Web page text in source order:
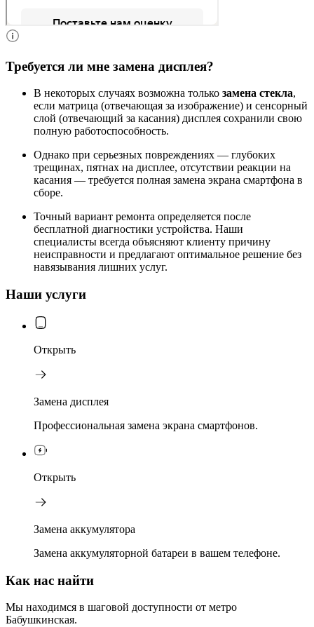
Требуется ли мне замена дисплея?
В некоторых случаях возможна только замена стекла,
если матрица (отвечающая за изображение) и сенсорный
слой (отвечающий за касания) дисплея сохранили свою
полную работоспособность.
Однако при серьезных повреждениях — глубоких
трещинах, пятнах на дисплее, отсутствии реакции на
касания — требуется полная замена экрана смартфона в
сборе.
Точный вариант ремонта определяется после
бесплатной диагностики устройства. Наши
специалисты всегда объясняют клиенту причину
неисправности и предлагают оптимальное решение без
навязывания лишних услуг.
Наши услуги
Открыть
Замена дисплея
Профессиональная замена экрана смартфонов.
Открыть
Замена аккумулятора
Замена аккумуляторной батареи в вашем телефоне.
Как нас найти
Мы находимся в шаговой доступности от метро
Бабушкинская.